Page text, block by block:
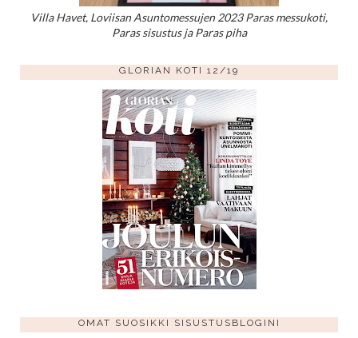
Villa Havet, Loviisan Asuntomessujen 2023 Paras messukoti,
Paras sisustus ja Paras piha
GLORIAN KOTI 12/19
OMAT SUOSIKKI SISUSTUSBLOGINI